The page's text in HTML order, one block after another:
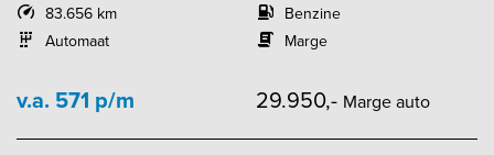
83.656 km
Automaat
Benzine
Marge
v.a. 571 p/m 29.950,- Marge auto